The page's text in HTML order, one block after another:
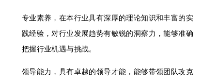
专业素养，在本行业具有深厚的理论知识和丰富的实
践经验，对行业发展趋势有敏锐的洞察力，能够准确
把握行业机遇与挑战。
领导能力，具有卓越的领导才能，能够带领团队攻克